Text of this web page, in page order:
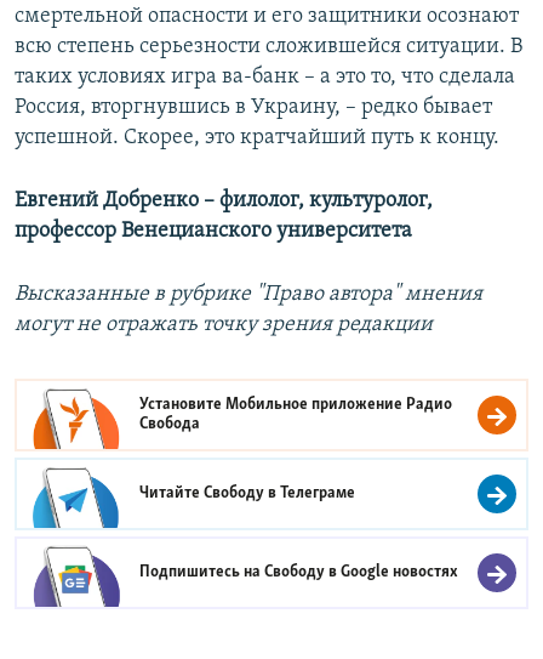
смертельной опасности и его защитники осознают
всю степень серьезности сложившейся ситуации. В
таких условиях игра ва-банк – а это то, что сделала
Россия, вторгнувшись в Украину, – редко бывает
успешной. Скорее, это кратчайший путь к концу.
Евгений Добренко – филолог, культуролог,
профессор Венецианского университета
Высказанные в рубрике "Право автора" мнения
могут не отражать точку зрения редакции​
Установите Мобильное приложение Радио
Свобода
Читайте Свободу вТелеграме
Подпишитесь на Свободу вGoogle новостях